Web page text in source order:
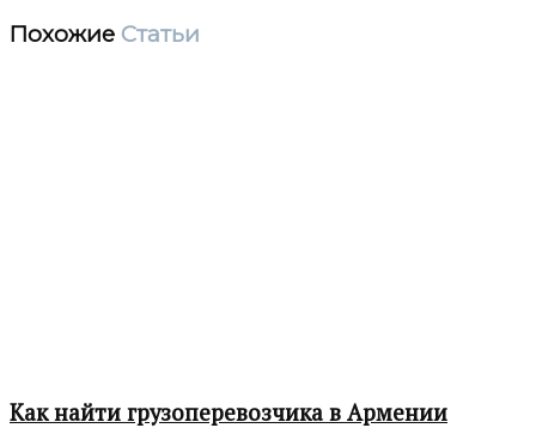
Похожие Статьи
Как найти грузоперевозчика в Армении